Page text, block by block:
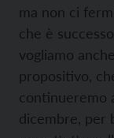
ma non ci
che è
vogliamo
propositivo,
continueremo
dicembre, per